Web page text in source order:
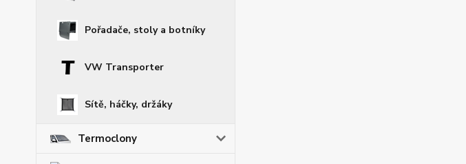
Pořadače, stoly a botníky
VW Transporter
Sítě, háčky, držáky
Termoclony